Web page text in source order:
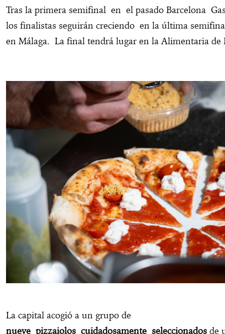
Tras la primera semifinal en el pasado Barcelona
los finalistas seguirán creciendo en la última
en Málaga. La final tendrá lugar en la Alimentaria
La capital acogió a un grupo de
nueve pizzaiolos cuidadosamente seleccionados de